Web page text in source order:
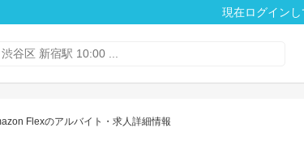
現在ログインし
Flexのアルバイト・求人詳細情報